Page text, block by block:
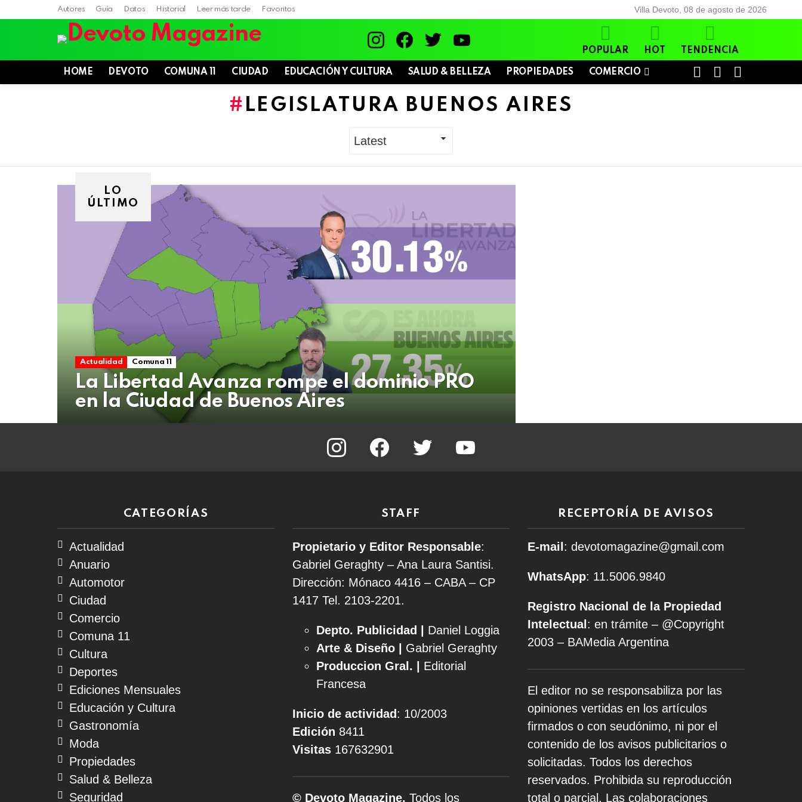
Autores Guía Datos Historial Leer más tarde Favoritos Villa Devoto, 08 de agosto de 2026
POPULAR HOT TENDENCIA
HOME DEVOTO COMUNA 11 CIUDAD EDUCACIÓN Y CULTURA SALUD & BELLEZA PROPIEDADES COMERCIO
SWITCH
LEGISLATURA BUENOS AIRES
LO
ÚLTIMO
Actualidad Comuna 11
La Libertad Avanza rompe el dominio PRO
en la Ciudad de Buenos Aires
instagram facebook twitter
CATEGORÍAS
Actualidad
Anuario
Automotor
Ciudad
Comercio
Comuna 11
Cultura
Deportes
Ediciones Mensuales
Educación y Cultura
Gastronomía
Moda
Propiedades
Salud & Belleza
Seguridad
STAFF
Propietario y Editor Responsable:
Gabriel Geraghty – Ana Laura Santisi.
Dirección: Mónaco 4416 – CABA – CP
1417 Tel. 2103-2201.
Depto. Publicidad |
Daniel Loggia
Arte & Diseño | Gabriel Geraghty
Produccion Gral. |
Editorial
Francesa
Inicio de actividad : 10/2003
Edición 8411
Visitas 167632901
© Devoto Magazine. Todos los
RECEPTORÍA DE AVISOS
E-mail : devotomagazine@gmail.com
WhatsApp: 11.5006.9840
Registro Nacional de la Propiedad
Intelectual : en trámite – @Copyright
2003 – BAMedia Argentina
El editor no se responsabiliza por las
opiniones vertidas en los artículos
firmados o con seudónimo, ni por el
contenido de los avisos publicitarios o
solicitadas. Todos los derechos
reservados. Prohibida su reproducción
total o parcial. Las colaboraciones
Villa
de
agosto
de
2026